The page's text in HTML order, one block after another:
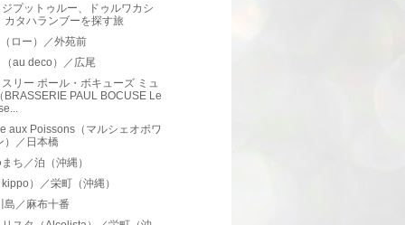
プットゥルー、ドゥルワカシ
カタハランブーを探す旅
ロー）／外苑前
au deco）／広尾
リー ポール・ボキューズ ミュ
BRASSERIE PAUL BOCUSE Le
aux Poissons（マルシェオポワ
）／日本橋
ち／泊（沖縄）
）／栄町（沖縄）
島／麻布十番